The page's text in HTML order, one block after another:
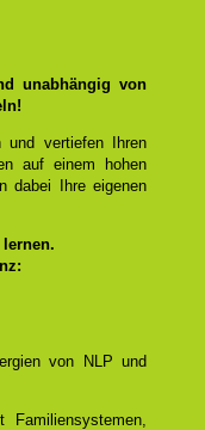
unabhängig von
und vertiefen Ihren
auf einem hohen
dabei Ihre eigenen
von NLP und